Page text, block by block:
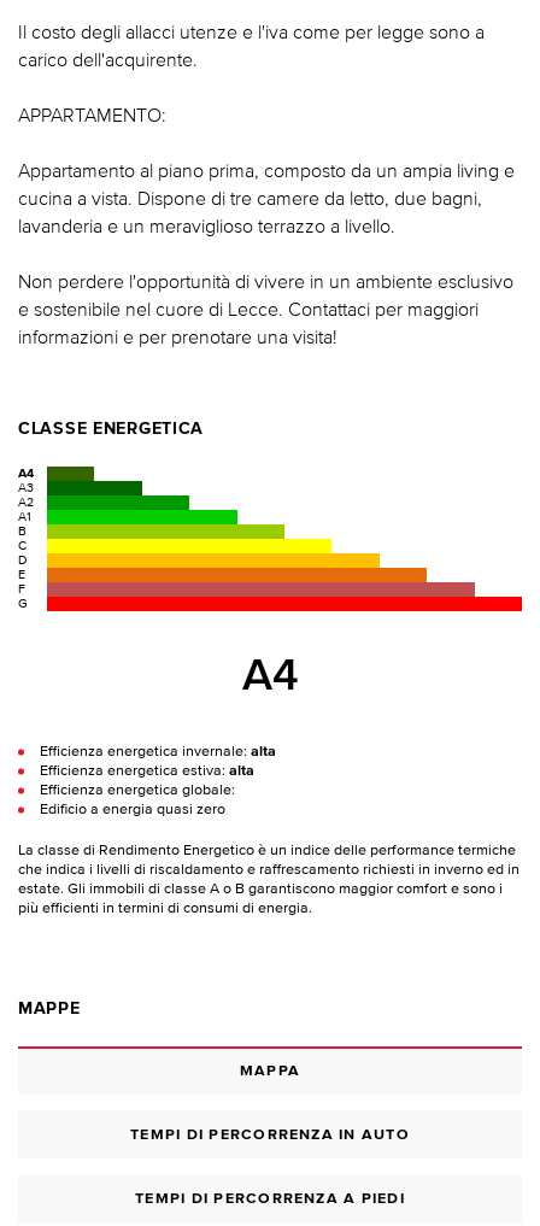
Il costo degli allacci utenze e l'iva come per legge sono a
carico dell'acquirente.
APPARTAMENTO:
Appartamento al piano prima, composto da un ampia living e
cucina a vista. Dispone di tre camere da letto, due bagni,
lavanderia e un meraviglioso terrazzo a livello.
Non perdere l'opportunità di vivere in un ambiente esclusivo
e sostenibile nel cuore di Lecce. Contattaci per maggiori
informazioni e per prenotare una visita!
CLASSE ENERGETICA
A4
A3
A2
A1
B
C
D
E
F
G
A4
Efficienza energetica invernale: alta
Efficienza energetica estiva: alta
Efficienza energetica globale:
Edificio a energia quasi zero
La classe di Rendimento Energetico è un indice delle performance termiche
che indica i livelli di riscaldamento e raffrescamento richiesti in inverno ed in
estate. Gli immobili di classe A o B garantiscono maggior comfort e sono i
più efficienti in termini di consumi di energia.
MAPPE
MAPPA
TEMPI DI PERCORRENZA IN AUTO
TEMPI DI PERCORRENZA A PIEDI